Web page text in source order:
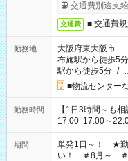
交通費別途支
交通費 ■ 交通費
勤務地
大阪府東大阪市
布施駅から徒歩5分
駅から徒歩5分 /
■物流センター
勤務時間
【1日3時間～も相談OK!】 ＜シフト例＞
17:00 17:00～22:00 18:00
お気軽にご相談く
期間
単発1日～！ ★勤
い！ ＃8月～ ＃